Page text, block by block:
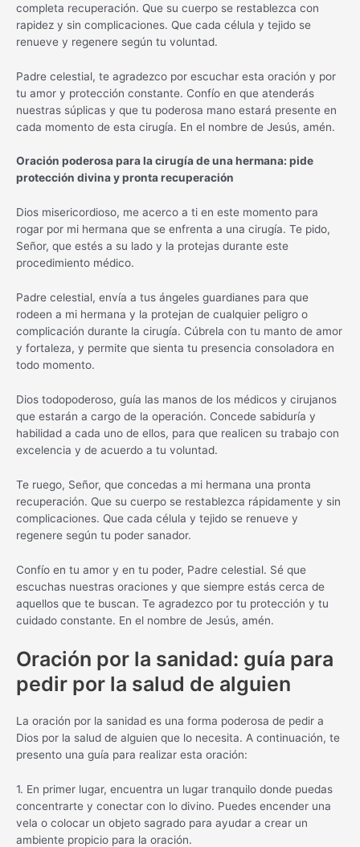
completa recuperación. Que su cuerpo se restablezca con
rapidez y sin complicaciones. Que cada célula y tejido se
renueve y regenere según tu voluntad.
Padre celestial, te agradezco por escuchar esta oración y por
tu amor y protección constante. Confío en que atenderás
nuestras súplicas y que tu poderosa mano estará presente en
cada momento de esta cirugía. En el nombre de Jesús, amén.
Oración poderosa para la cirugía de una hermana: pide
protección divina y pronta recuperación
Dios misericordioso, me acerco a ti en este momento para
rogar por mi hermana que se enfrenta a una cirugía. Te pido,
Señor, que estés a su lado y la protejas durante este
procedimiento médico.
Padre celestial, envía a tus ángeles guardianes para que
rodeen a mi hermana y la protejan de cualquier peligro o
complicación durante la cirugía. Cúbrela con tu manto de amor
y fortaleza, y permite que sienta tu presencia consoladora en
todo momento.
Dios todopoderoso, guía las manos de los médicos y cirujanos
que estarán a cargo de la operación. Concede sabiduría y
habilidad a cada uno de ellos, para que realicen su trabajo con
excelencia y de acuerdo a tu voluntad.
Te ruego, Señor, que concedas a mi hermana una pronta
recuperación. Que su cuerpo se restablezca rápidamente y sin
complicaciones. Que cada célula y tejido se renueve y
regenere según tu poder sanador.
Confío en tu amor y en tu poder, Padre celestial. Sé que
escuchas nuestras oraciones y que siempre estás cerca de
aquellos que te buscan. Te agradezco por tu protección y tu
cuidado constante. En el nombre de Jesús, amén.
Oración por la sanidad: guía para
pedir por la salud de alguien
La oración por la sanidad es una forma poderosa de pedir a
Dios por la salud de alguien que lo necesita. A continuación, te
presento una guía para realizar esta oración:
1. En primer lugar, encuentra un lugar tranquilo donde puedas
concentrarte y conectar con lo divino. Puedes encender una
vela o colocar un objeto sagrado para ayudar a crear un
ambiente propicio para la oración.